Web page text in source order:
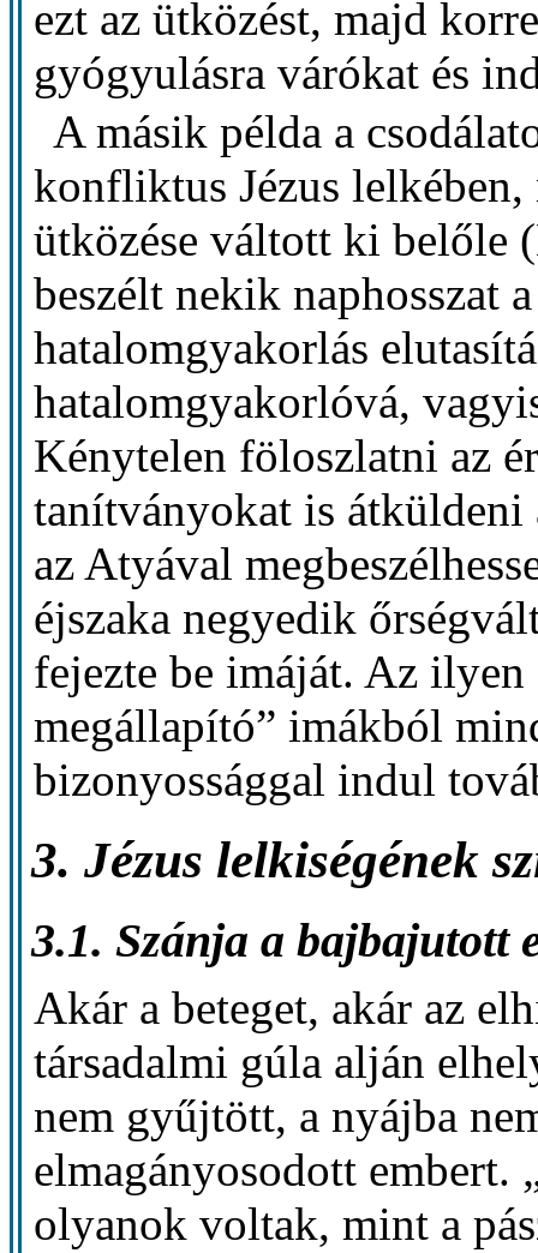
ezt az ütközést, majd
gyógyulásra várókat és
A másik példa a
konfliktus Jézus lelkében,
ütközése váltott ki belőle
beszélt nekik naphosszat
hatalomgyakorlás
hatalomgyakorlóvá,
Kénytelen föloszlatni az
tanítványokat is
az Atyával
éjszaka negyedik
fejezte be imáját. Az
megállapító” imákból
bizonyossággal indul
3. Jézus lelkiségének
3.1. Szánja a bajbajutott
Akár a beteget, akár az
társadalmi gúla alján
nem gyűjtött, a nyájba
elmagányosodott embert.
olyanok voltak, mint a